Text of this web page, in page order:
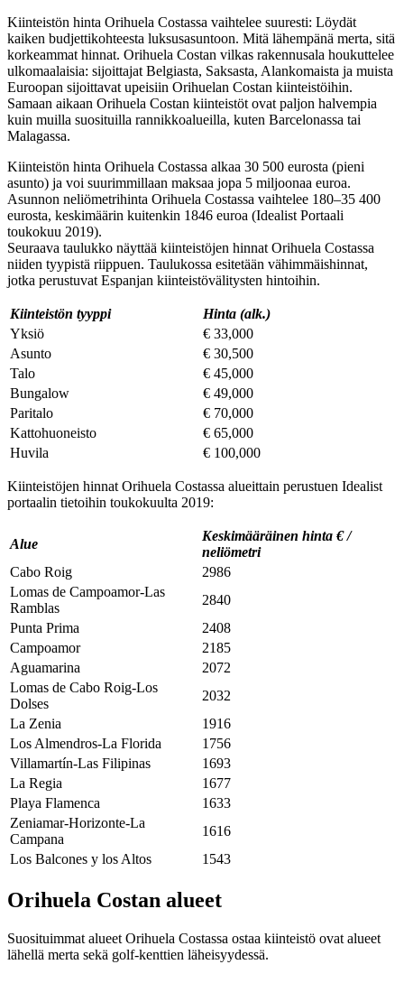
Kiinteistön hinta Orihuela Costassa vaihtelee suuresti: Löydät
kaiken budjettikohteesta luksusasuntoon. Mitä lähempänä merta, sitä
korkeammat hinnat. Orihuela Costan vilkas rakennusala houkuttelee
ulkomaalaisia: sijoittajat Belgiasta, Saksasta, Alankomaista ja muista
Euroopan sijoittavat upeisiin Orihuelan Costan kiinteistöihin.
Samaan aikaan Orihuela Costan kiinteistöt ovat paljon halvempia
kuin muilla suosituilla rannikkoalueilla, kuten Barcelonassa tai
Malagassa.
Kiinteistön hinta Orihuela Costassa alkaa 30 500 eurosta (pieni
asunto) ja voi suurimmillaan maksaa jopa 5 miljoonaa euroa.
Asunnon neliömetrihinta Orihuela Costassa vaihtelee 180–35 400
eurosta, keskimäärin kuitenkin 1846 euroa (Idealist Portaali
toukokuu 2019).
Seuraava taulukko näyttää kiinteistöjen hinnat Orihuela Costassa
niiden tyypistä riippuen. Taulukossa esitetään vähimmäishinnat,
jotka perustuvat Espanjan kiinteistövälitysten hintoihin.
Kiinteistön tyyppi
Hinta (alk.)
Yksiö
€ 33,000
Asunto
€ 30,500
Talo
€ 45,000
Bungalow
€ 49,000
Paritalo
€ 70,000
Kattohuoneisto
€ 65,000
Huvila
€ 100,000
Kiinteistöjen hinnat Orihuela Costassa alueittain perustuen Idealist
portaalin tietoihin toukokuulta 2019:
Alue
Keskimääräinen hinta € /
neliömetri
Cabo Roig
2986
Lomas de Campoamor-Las
Ramblas
2840
Punta Prima
2408
Campoamor
2185
Aguamarina
2072
Lomas de Cabo Roig-Los
Dolses
2032
La Zenia
1916
Los Almendros-La Florida
1756
Villamartín-Las Filipinas
1693
La Regia
1677
Playa Flamenca
1633
Zeniamar-Horizonte-La
Campana
1616
Los Balcones y los Altos
1543
Orihuela Costan alueet
Suosituimmat alueet Orihuela Costassa ostaa kiinteistö ovat alueet
lähellä merta sekä golf-kenttien läheisyydessä.